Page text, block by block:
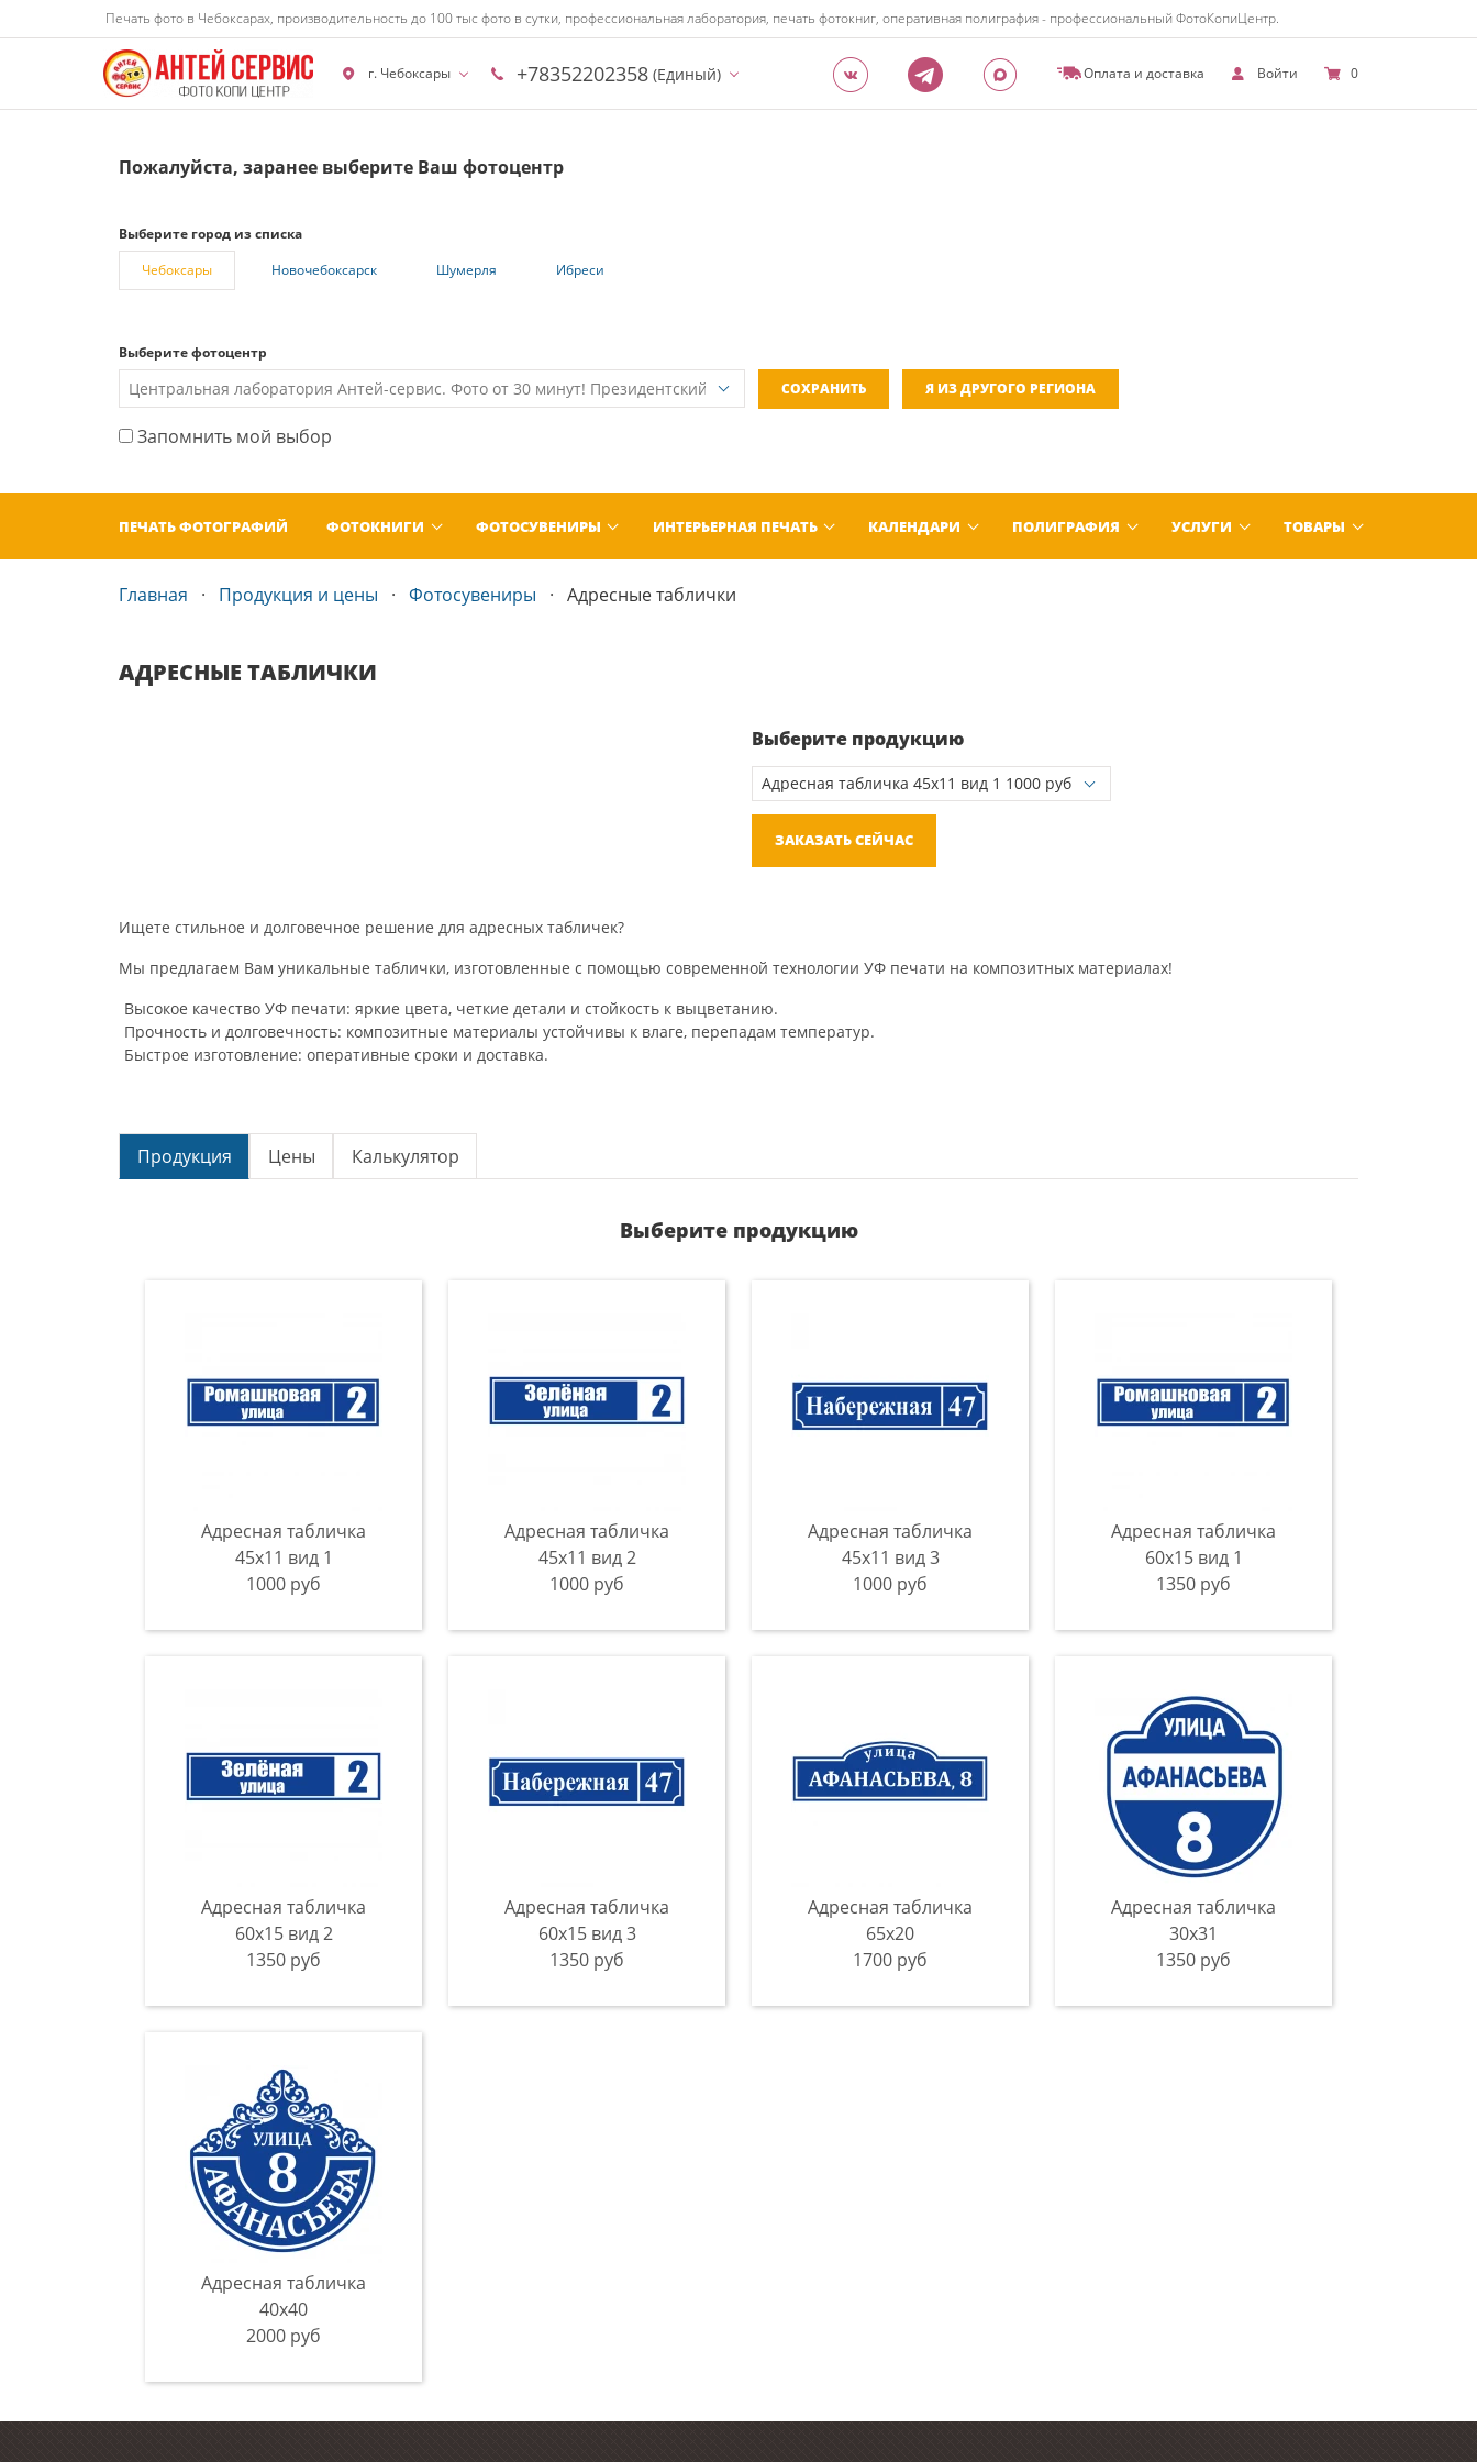
Печать фото в Чебоксарах, производительность до 100 тыс фото в сутки, профессиональная лаборатория, печать фотокниг, оперативная полиграфия - профессиональный ФотоКопиЦентр.
г. Чебоксары +78352202358 (Единый) Оплата и доставка Войти 0
Пожалуйста, заранее выберите Ваш фотоцентр
Выберите город из списка
Чебоксары
Новочебоксарск Шумерля Ибреси
Выберите фотоцентр
СОХРАНИТЬ
Я ИЗ ДРУГОГО РЕГИОНА
Запомнить мой выбор
ПЕЧАТЬ ФОТОГРАФИЙ ФОТОКНИГИ ФОТОСУВЕНИРЫ ИНТЕРЬЕРНАЯ ПЕЧАТЬ КАЛЕНДАРИ ПОЛИГРАФИЯ УСЛУГИ ТОВАРЫ
Главная Продукция и цены Фотосувениры Адресные таблички
АДРЕСНЫЕ ТАБЛИЧКИ
Выберите продукцию
ЗАКАЗАТЬ СЕЙЧАС
Ищете стильное и долговечное решение для адресных табличек?
Мы предлагаем Вам уникальные таблички, изготовленные с помощью современной технологии УФ печати на композитных материалах!
Высокое качество УФ печати: яркие цвета, четкие детали и стойкость к выцветанию.
Прочность и долговечность: композитные материалы устойчивы к влаге, перепадам температур.
Быстрое изготовление: оперативные сроки и доставка.
Продукция Цены Калькулятор
Выберите продукцию
Адресная табличка
45x11 вид 1
1000 руб
Адресная табличка
45x11 вид 2
1000 руб
Адресная табличка
45x11 вид 3
1000 руб
Адресная табличка
60x15 вид 1
1350 руб
Адресная табличка
60x15 вид 2
1350 руб
Адресная табличка
60x15 вид 3
1350 руб
Адресная табличка
65x20
1700 руб
Адресная табличка
30x31
1350 руб
Адресная табличка
40x40
2000 руб